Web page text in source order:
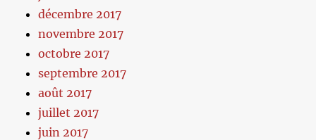
décembre 2017
novembre 2017
octobre 2017
septembre 2017
août 2017
juillet 2017
juin 2017